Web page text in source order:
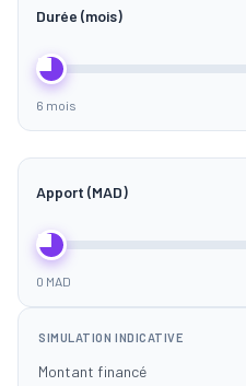
Durée (mois)
6 mois
Apport (MAD)
0 MAD
SIMULATION INDICATIVE
Montant financé